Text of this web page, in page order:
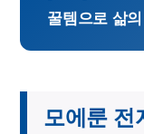
꿀템으로 삶
모에룬 전